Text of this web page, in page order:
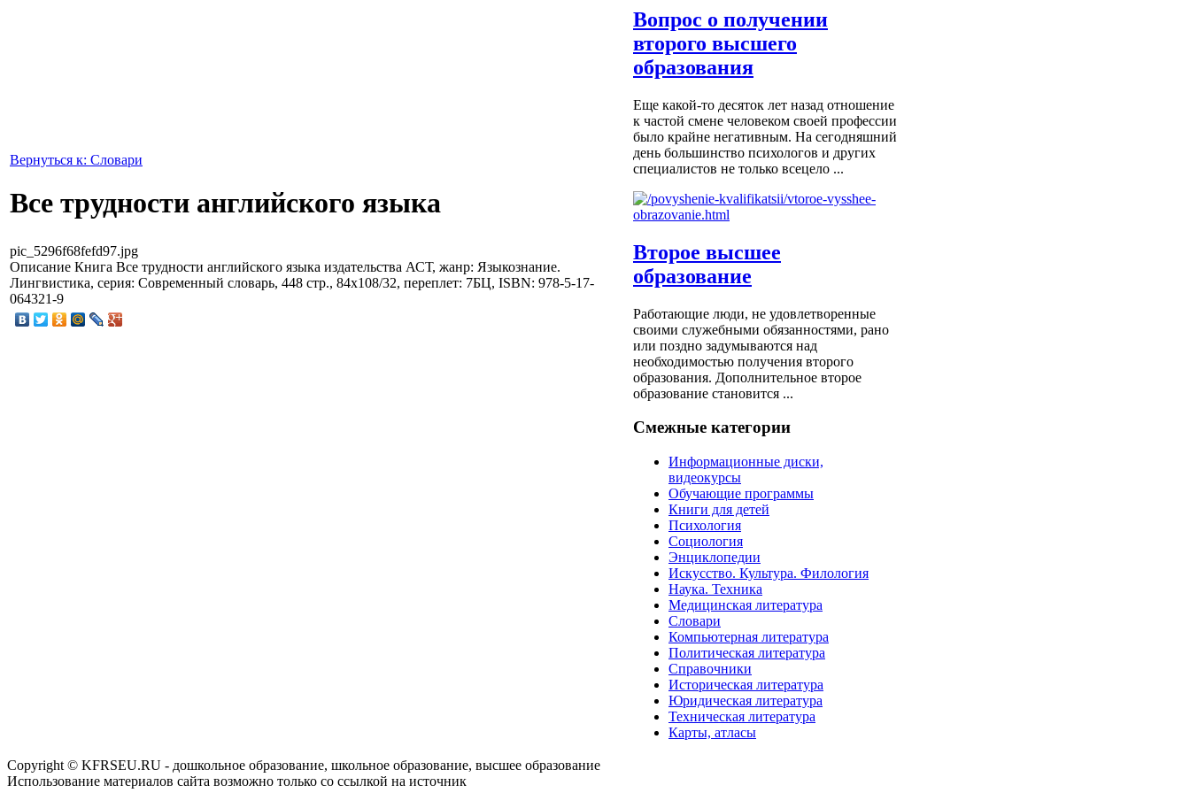
Вернуться к: Словари
Все трудности английского языка
pic_5296f68fefd97.jpg
Описание Книга Все трудности английского языка издательства АСТ, жанр: Языкознание.
Лингвистика, серия: Современный словарь, 448 стр., 84x108/32, переплет: 7БЦ, ISBN: 978-5-17-
064321-9
Вопрос о получении
второго высшего
образования
Еще какой-то десяток лет назад отношение
к частой смене человеком своей профессии
было крайне негативным. На сегодняшний
день большинство психологов и других
специалистов не только всецело ...
Второе высшее
образование
Работающие люди, не удовлетворенные
своими служебными обязанностями, рано
или поздно задумываются над
необходимостью получения второго
образования. Дополнительное второе
образование становится ...
Смежные категории
Информационные диски,
видеокурсы
Обучающие программы
Книги для детей
Психология
Социология
Энциклопедии
Искусство. Культура. Филология
Наука. Техника
Медицинская литература
Словари
Компьютерная литература
Политическая литература
Справочники
Историческая литература
Юридическая литература
Техническая литература
Карты, атласы
Copyright © KFRSEU.RU - дошкольное образование, школьное образование, высшее образование
Использование материалов сайта возможно только со ссылкой на источник